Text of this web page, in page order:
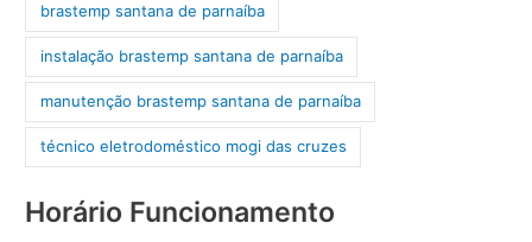
brastemp santana de parnaíba
instalação brastemp santana de parnaíba
manutenção brastemp santana de parnaíba
técnico eletrodoméstico mogi das cruzes
Horário Funcionamento